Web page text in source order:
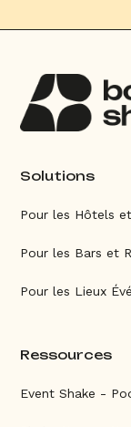
Solutions
Pour les Hôtels
Pour les Bars et
Pour les Lieux
Ressources
Event Shake -